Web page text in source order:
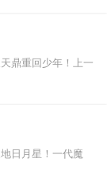
鼎重回少年！上一
日月星！一代魔